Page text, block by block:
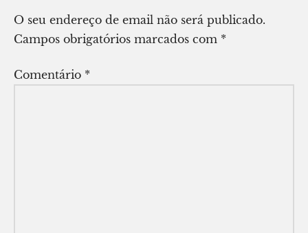
O seu endereço de email não será publicado.
Campos obrigatórios marcados com *
Comentário *